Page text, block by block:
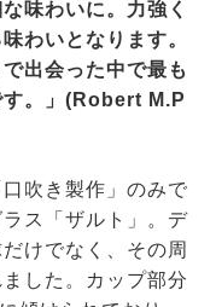
味わいに。力強く
わいとなります。
出会った中で最も
す。」(Robert M.P
吹き製作」のみで
ス「ザルト」。デ
けでなく、その周
した。カップ部分